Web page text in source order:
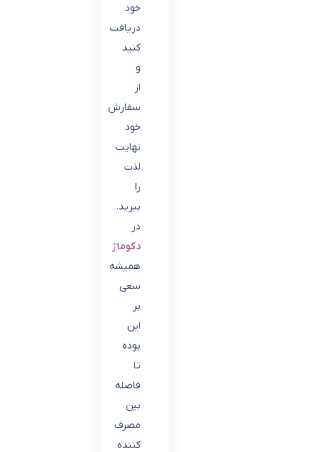
خود
دریافت
کنید
و
از
سفارش
خود
نهایت
لذت
را
ببرید.
در
دکوماژ
همیشه
سعی
بر
این
بوده
تا
فاصله
بین
مصرف
کننده